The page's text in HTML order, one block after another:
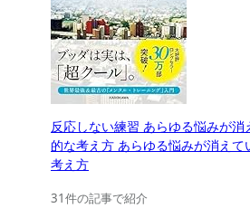
反応しない練習 あらゆる悩みが
的な考え方 あらゆる悩みが消え
考え方
31件の記事で紹介